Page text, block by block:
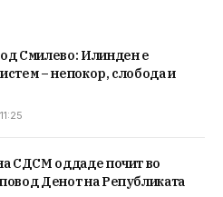
Смилево: Илинден е
– непокор, слобода и
СДСМ оддаде почит во
Денот на Републиката